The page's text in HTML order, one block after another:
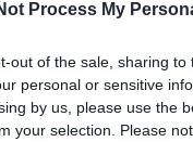
Process My
out of the sale, sharing to
personal or sensitive
by us, please use the
your selection. Please
(forrás: Homo